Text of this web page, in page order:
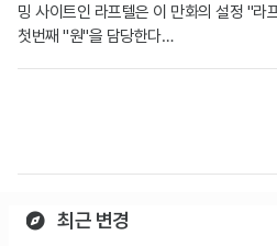
밍 사이트인 라프텔은 이 만화의 설정 "라
첫번째 "원"을 담당한다…
최근 변경